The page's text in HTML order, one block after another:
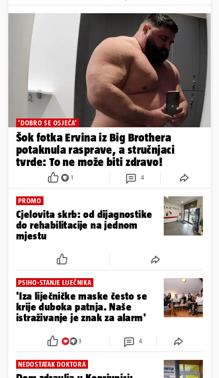
'DOBRO SE OSJEĆA'
Šok fotka Ervina iz Big Brothera
potaknula rasprave, a stručnjaci
tvrde: To ne može biti zdravo!
1 4
PROMO
Cjelovita skrb: od dijagnostike
do rehabilitacije na jednom
mjestu
PSIHO-STANJE LIJEČNIKA
'Iza liječničke maske često se
krije duboka patnja. Naše
istraživanje je znak za alarm'
3 4
NEDOSTATAK DOKTORA